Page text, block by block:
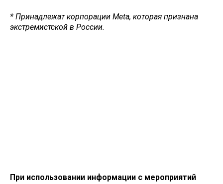
* Принадлежат корпорации Meta, которая признана
экстремистской в России.
При использовании информации с мероприятий